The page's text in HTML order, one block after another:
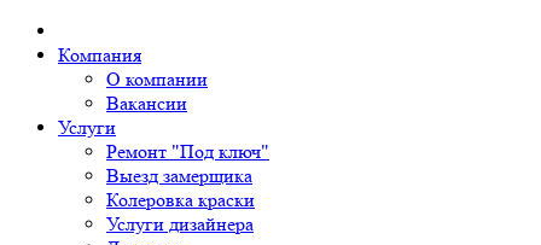
Компания
О компании
Вакансии
Услуги
Ремонт "Под ключ"
Выезд замерщика
Колеровка краски
Услуги дизайнера